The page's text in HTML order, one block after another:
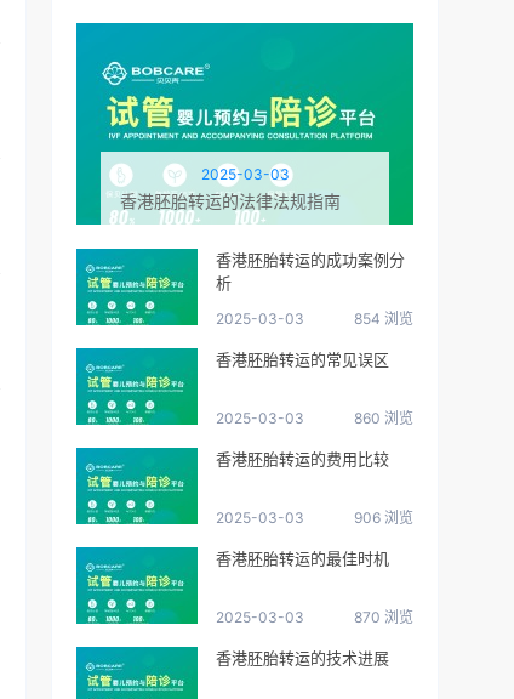
2025-03-03
香港胚胎转运的法律法规指南
香港胚胎转运的成功案例分
析
2025-03-03 854 浏览
香港胚胎转运的常见误区
2025-03-03 860 浏览
香港胚胎转运的费用比较
2025-03-03 906 浏览
香港胚胎转运的最佳时机
2025-03-03 870 浏览
香港胚胎转运的技术进展